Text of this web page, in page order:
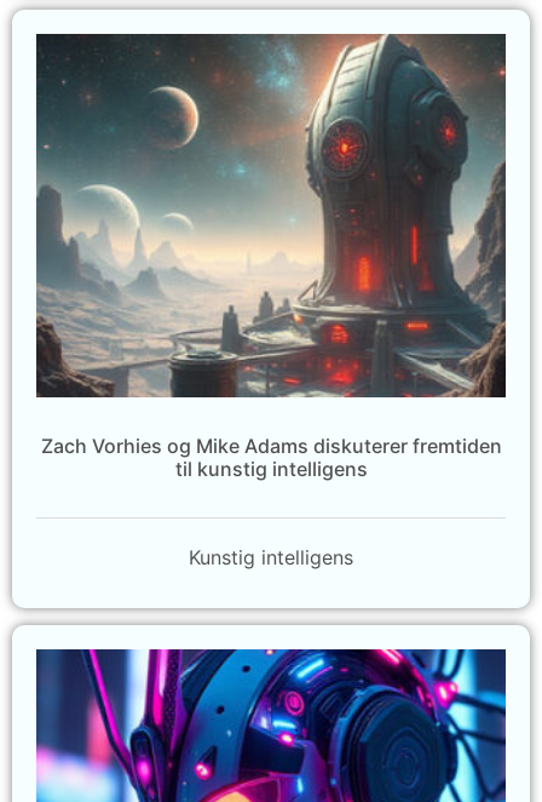
Zach Vorhies og Mike Adams diskuterer fremtiden
til kunstig intelligens
Kunstig intelligens